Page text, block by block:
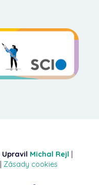
Upravil Michal Rejl |
| Zásady cookies